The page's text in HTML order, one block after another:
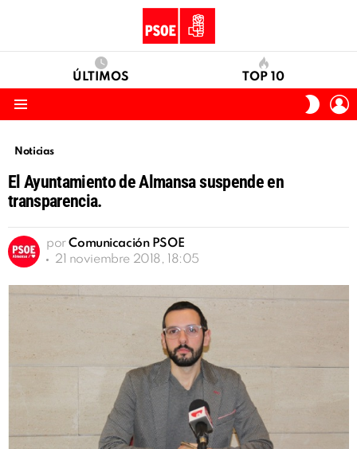
ÚLTIMOS TOP 10
SKIN
Noticias
El Ayuntamiento de Almansa suspende en
transparencia.
por Comunicación PSOE
21 noviembre 2018, 18:05